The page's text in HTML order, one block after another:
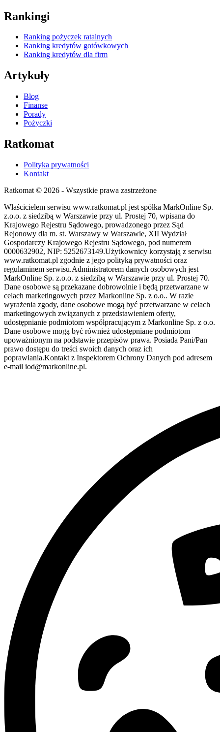
Rankingi
Ranking pożyczek ratalnych
Ranking kredytów gotówkowych
Ranking kredytów dla firm
Artykuły
Blog
Finanse
Porady
Pożyczki
Ratkomat
Polityka prywatności
Kontakt
Ratkomat © 2026 - Wszystkie prawa zastrzeżone
Właścicielem serwisu www.ratkomat.pl jest spółka MarkOnline Sp.
z.o.o. z siedzibą w Warszawie przy ul. Prostej 70, wpisana do
Krajowego Rejestru Sądowego, prowadzonego przez Sąd
Rejonowy dla m. st. Warszawy w Warszawie, XII Wydział
Gospodarczy Krajowego Rejestru Sądowego, pod numerem
0000632902, NIP: 5252673149.Użytkownicy korzystają z serwisu
www.ratkomat.pl zgodnie z jego polityką prywatności oraz
regulaminem serwisu.Administratorem danych osobowych jest
MarkOnline Sp. z.o.o. z siedzibą w Warszawie przy ul. Prostej 70.
Dane osobowe są przekazane dobrowolnie i będą przetwarzane w
celach marketingowych przez Markonline Sp. z o.o.. W razie
wyrażenia zgody, dane osobowe mogą być przetwarzane w celach
marketingowych związanych z przedstawieniem oferty,
udostępnianie podmiotom współpracującym z Markonline Sp. z o.o.
Dane osobowe mogą być również udostępniane podmiotom
upoważnionym na podstawie przepisów prawa. Posiada Pani/Pan
prawo dostępu do treści swoich danych oraz ich
poprawiania.Kontakt z Inspektorem Ochrony Danych pod adresem
e-mail iod@markonline.pl.